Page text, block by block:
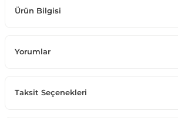
Ürün Bilgisi
Yorumlar
Taksit Seçenekleri